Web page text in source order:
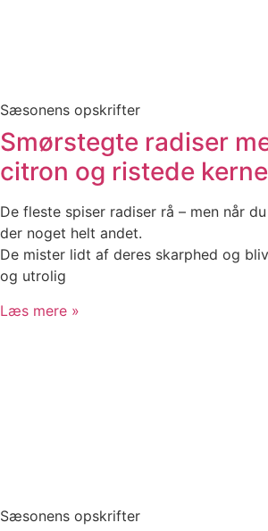
Sæsonens opskrifter
Smørstegte radiser
citron og ristede
De fleste spiser radiser rå – men når
der noget helt andet.
De mister lidt af deres skarphed og
og utrolig
Læs mere »
Sæsonens opskrifter